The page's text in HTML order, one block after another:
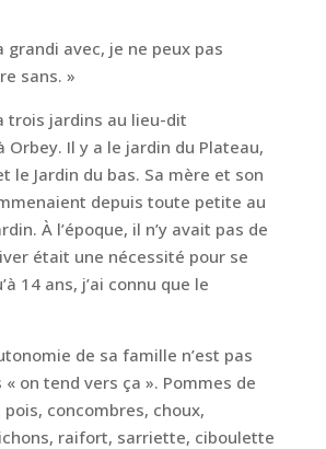
grandi avec, je ne peux pas
sans. »
trois jardins au lieu-dit
Orbey. Il y a le jardin du Plateau,
le Jardin du bas. Sa mère et son
depuis toute petite au
À l’époque, il n’y avait pas de
était une nécessité pour se
14 ans, j’ai connu que le
de sa famille n’est pas
on tend vers ça ». Pommes de
concombres, choux,
raifort, sarriette, ciboulette